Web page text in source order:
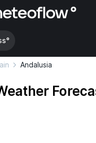
Andalusia